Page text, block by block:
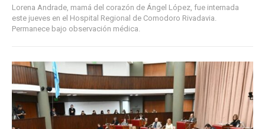
Lorena Andrade, mamá del corazón de Ángel López, fue internada
este jueves en el Hospital Regional de Comodoro Rivadavia.
Permanece bajo observación médica.